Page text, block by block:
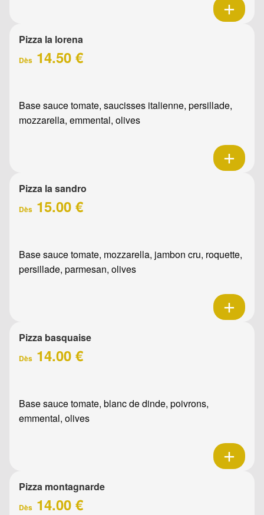
Pizza la lorena
Dès 14.50 €
Base sauce tomate, saucisses italienne, persillade,
mozzarella, emmental, olives
Pizza la sandro
Dès 15.00 €
Base sauce tomate, mozzarella, jambon cru, roquette,
persillade, parmesan, olives
Pizza basquaise
Dès 14.00 €
Base sauce tomate, blanc de dinde, poivrons,
emmental, olives
Pizza montagnarde
Dès 14.00 €